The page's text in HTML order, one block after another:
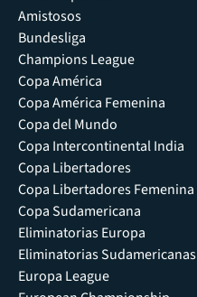
Amistosos
Bundesliga
Champions League
Copa América
Copa América Femenina
Copa del Mundo
Copa Intercontinental India
Copa Libertadores
Copa Libertadores Femenina
Copa Sudamericana
Eliminatorias Europa
Eliminatorias Sudamericanas
Europa League